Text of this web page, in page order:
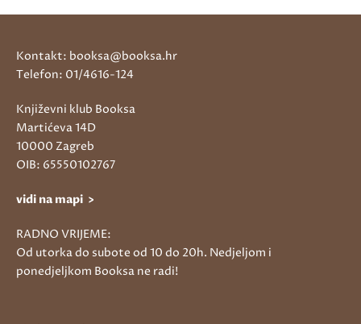
Kontakt: booksa@booksa.hr
Telefon: 01/4616-124
Književni klub Booksa
Martićeva 14D
10000 Zagreb
OIB: 65550102767
vidi na mapi >
RADNO VRIJEME:
Od utorka do subote od 10 do 20h. Nedjeljom i
ponedjeljkom Booksa ne radi!